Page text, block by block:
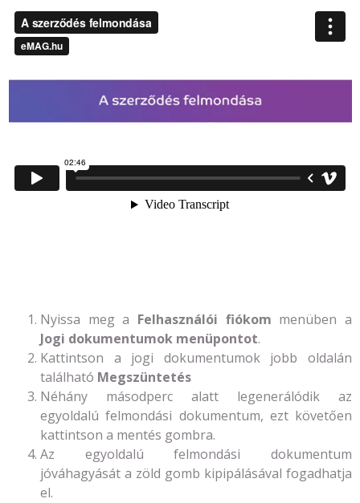
Nyissa meg a Felhasználói fiókom menüben a
Jogi dokumentumok menüpontot.
Kattintson a jogi dokumentumok jobb oldalán
található Megszüntetés
Néhány másodperc alatt legenerálódik az
egyoldalú felmondási dokumentum, ezt követően
kattintson a mentés gombra.
Az egyoldalú felmondási dokumentum
jóváhagyását a zöld gomb kipipálásával fogadhatja
el.